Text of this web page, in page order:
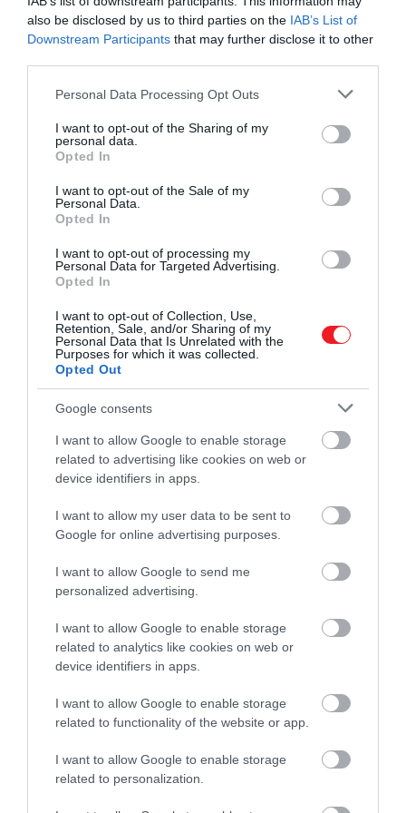
also be disclosed by us to third parties on the IAB’s List of
Downstream Participants that may further disclose it to other
Please note that this website/app uses one or more Google
not limited to your visit or usage behaviour. You may click to
grant or deny consent to Google and its third-party tags to
use your data for below specified purposes in below Google
consent section.
Personal Data Processing Opt Outs
I want to opt-out of the Sharing of my
personal data.
Opted In
I want to opt-out of the Sale of my
Personal Data.
Opted In
I want to opt-out of processing my
Personal Data for Targeted Advertising.
Opted In
I want to opt-out of Collection, Use,
Retention, Sale, and/or Sharing of my
Personal Data that Is Unrelated with the
Purposes for which it was collected.
Opted Out
Google consents
I want to allow Google to enable storage
related to advertising like cookies on web or
device identifiers in apps.
I want to allow my user data to be sent to
Google for online advertising purposes.
I want to allow Google to send me
personalized advertising.
I want to allow Google to enable storage
related to analytics like cookies on web or
device identifiers in apps.
I want to allow Google to enable storage
related to functionality of the website or app.
I want to allow Google to enable storage
related to personalization.
Azt egyelőre nem lehet tudni, hogy pontosan mikor
kihalása
Sajnos a legkorábbi neandervölgyiekből származó
rekonstruálni a történteket. A problémát
megkerülve egy új tanulmány szerzői
populációk belső fülének úgynevezett csontos
labirintusán , írja azIFLScience . A Sima de los
Huesosból származó preneandervölgyi
maradványokat korai és klasszikus neandervölgyi
leletekkel hasonlították össze, az eredmények
a genetikai
változatosság 430 ezer évtől egészen 120 ezer
évvel ezelőttig növekedhetett.
ősember, Lucy utolsó napja
Így, bár a pontos okokról egyelőre nincsenek
információk, a tudósok szerint a neandervölgyiek
első populációs katasztrófája nagyjából 110 ezer
évvel ezelőtt következett be.
Nyitókép: A neandervölgyiek 70 ezer évvel a
kihalásuk előtt majdnem teljesen eltűntek a